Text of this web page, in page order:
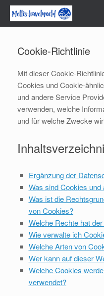
Zum
Inhalt
springen
Cookie-Richtlinie
Mit dieser Cookie-
Cookies und Cookie-
und andere Service
verwenden, welche
und für welche Zwecke
Ergänzung der
Was sind Cookies und
Was ist die
von Cookies?
Welche Rechte hat
Wie verwalte ich
Welche Arten von
Wer kann auf dieser
Welche Cookies
verwendet?